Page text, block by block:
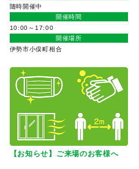
随時開催中
開催時間
10:00～17:00
開催場所
伊勢市小俣町相合
【お知らせ】ご来場のお客様へ